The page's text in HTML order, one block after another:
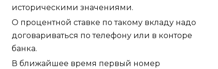
историческими значениями.
О процентной ставке по такому вкладу надо
договариваться по телефону или в конторе
банка.
В ближайшее время первый номер